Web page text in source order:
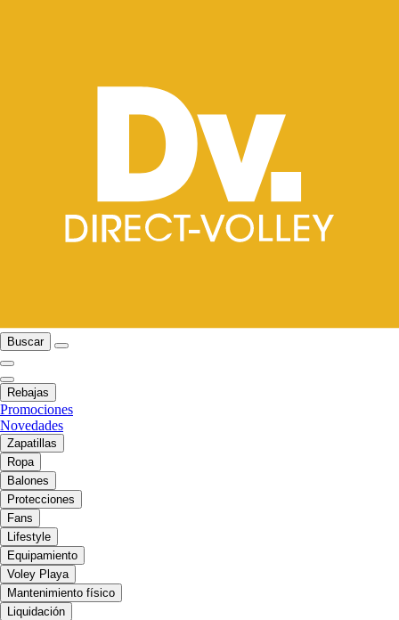
Buscar
Rebajas
Promociones
Novedades
Zapatillas
Ropa
Balones
Protecciones
Fans
Lifestyle
Equipamiento
Voley Playa
Mantenimiento físico
Liquidación